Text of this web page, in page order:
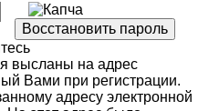
высланы на адрес
Вами при регистрации.
адресу электронной